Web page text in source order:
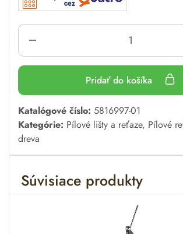
Pridať do košíka
A
l
t
e
n
a
Katalógové číslo: 5816997-01
Kategórie: Pílové lišty a reťaze, Pílové
dreva
Súvisiace produkty